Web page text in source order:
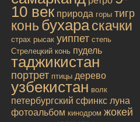
10 век природа горы тигр
конь бухараскачки
страх рысак уиппет степь
Стрелецкий конь пудель
таджикистан
портрет птицы дерево
узбекистан волк
петербургский сфинкс луна
фотоальбом кинодром жокей